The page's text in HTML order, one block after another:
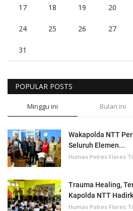
17 18 19 20
24 25 26 27
31
POPULAR POSTS
Minggu ini Bulan ini
Wakapolda NTT
Seluruh Elemen...
Humas Polres Flores
Trauma Healing,
Kapolda NTT
Humas Polres Flores